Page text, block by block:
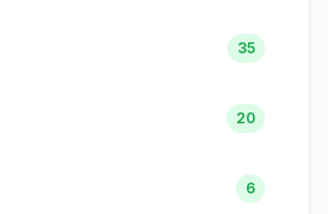
35
20
6